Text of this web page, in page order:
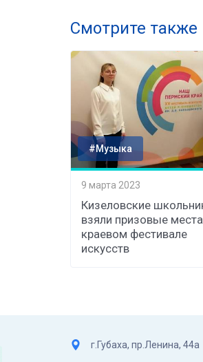
Смотрите также
#Музыка
9 марта 2023
Кизеловские
взяли призовые
краевом фестивале
искусств
г.Губаха, пр.Ленина, 44а